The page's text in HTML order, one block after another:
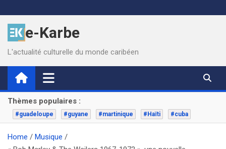
to
contente-Karbe
L'actualité culturelle du monde caribéen
Thèmes populaires :
#guadeloupe #guyane #martinique #Haïti #cuba
Home
Musique